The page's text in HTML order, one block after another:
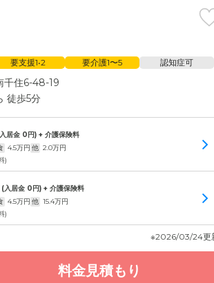
要支援1•2 要介護1〜5 認知症可
千住6-48-19
徒歩5分
居金 0 円) + 介護保険料
4.5万円 他 2.0万円
)
(入居金 0 円) + 介護保険料
4.5万円 他 15.4万円
)
※2026/03/24更
料金見積もり